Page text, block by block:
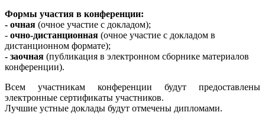
Формы участия в конференции:
- очная (очное участие с докладом);
- очно-дистанционная (очное участие с докладом в
дистанционном формате);
- заочная (публикация в электронном сборнике материалов
конференции).
Всем участникам конференции будут предоставлены
электронные сертификаты участников.
Лучшие устные доклады будут отмечены дипломами.